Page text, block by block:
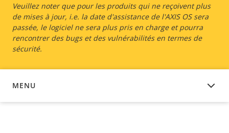
Veuillez noter que pour les produits qui ne reçoivent plus
de mises à jour, i.e. la date d'assistance de l'AXIS OS sera
passée, le logiciel ne sera plus pris en charge et pourra
rencontrer des bugs et des vulnérabilités en termes de
sécurité.
MENU
LOGICIEL DU DISPOSITIF